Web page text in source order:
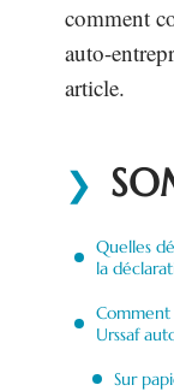
comment
auto-
article.
Quelles
la
Urssaf
Sur